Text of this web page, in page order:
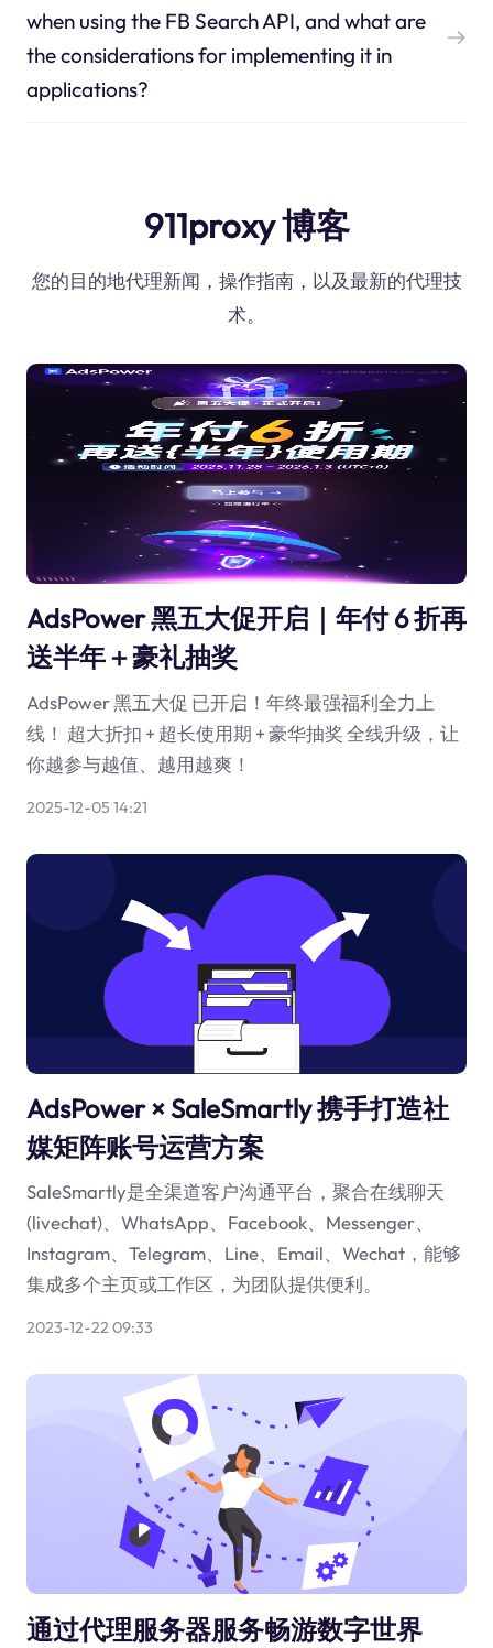
when using the FB Search API, and what are
the considerations for implementing it in
applications?
911proxy 博客
您的目的地代理新闻，操作指南，以及最新的代理技
术。
AdsPower 黑五大促开启｜年付 6 折再
送半年＋豪礼抽奖
AdsPower 黑五大促 已开启！年终最强福利全力上
线！ 超大折扣 + 超长使用期 + 豪华抽奖 全线升级，让
你越参与越值、越用越爽！
2025-12-05 14:21
AdsPower × SaleSmartly 携手打造社
媒矩阵账号运营方案
SaleSmartly是全渠道客户沟通平台，聚合在线聊天
(livechat)、WhatsApp、Facebook、Messenger、
Instagram、Telegram、Line、Email、Wechat，能够
集成多个主页或工作区，为团队提供便利。
2023-12-22 09:33
通过代理服务器服务畅游数字世界